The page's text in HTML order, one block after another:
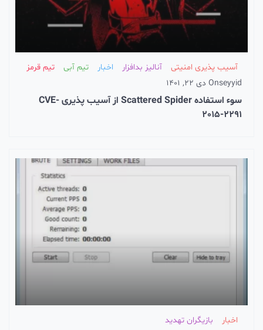
آسیب پذیری امنیتی آنالیز بدافزار اخبار تیم آبی
تیم قرمز
seyyid
On دی 22, 1401
سوء استفاده Scattered Spider از آسیب پذیری CVE-
2015-2291
بازیگران تهدید